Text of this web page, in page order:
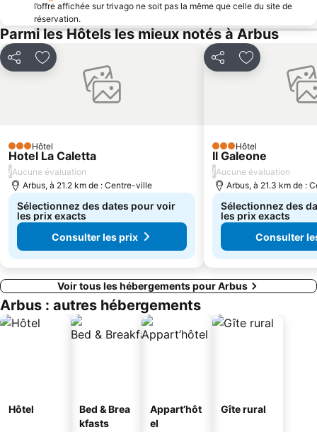
l’offre affichée sur trivago ne soit pas la même que celle du site de
réservation.
Parmi les Hôtels les mieux notés à Arbus
PartagerAjouter à mes favoris
3 Étoiles
Hôtel
Hotel La Caletta
/Aucune évaluation
Arbus, à 21.2 km de : Centre-ville
Sélectionnez des dates pour voir
les prix exacts
Consulter les prix
PartagerAjouter à
3 Étoiles
Hôtel
Il Galeone
/Aucune évaluation
Arbus, à 21.3 km de :
Sélectionnez des
les prix exacts
Consulter
Voir tous les hébergements pour Arbus
Arbus : autres hébergements
Hôtel
Bed & Brea
kfasts
Appart’hôt
el
Gîte rural